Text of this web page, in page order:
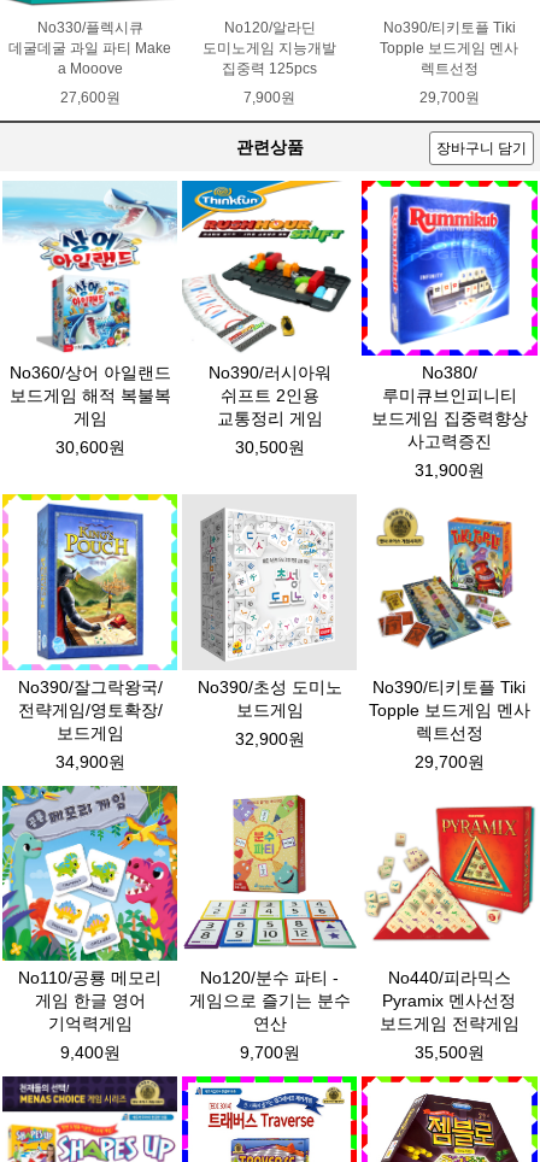
No330/플렉시큐
데굴데굴 과일 파티 Make
a Mooove
27,600원
No120/알라딘
도미노게임 지능개발
집중력 125pcs
7,900원
No390/티키토플 Tiki
Topple 보드게임 멘사
렉트선정
29,700원
관련상품 장바구니 담기
No360/상어 아일랜드
보드게임 해적 복불복
게임
30,600원
No390/러시아워
쉬프트 2인용
교통정리 게임
30,500원
No380/
루미큐브인피니티
보드게임 집중력향상
사고력증진
31,900원
No390/잘그락왕국/
전략게임/영토확장/
보드게임
34,900원
No390/초성 도미노
보드게임
32,900원
No390/티키토플 Tiki
Topple 보드게임 멘사
렉트선정
29,700원
No110/공룡 메모리
게임 한글 영어
기억력게임
9,400원
No120/분수 파티 -
게임으로 즐기는 분수
연산
9,700원
No440/피라믹스
Pyramix 멘사선정
보드게임 전략게임
35,500원